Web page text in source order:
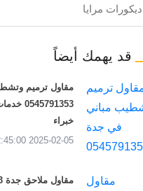
ديكورات مرايا
قد يهمك أيضاً
مقاول ترميم
خبراء
2025-02-05 22:45:00